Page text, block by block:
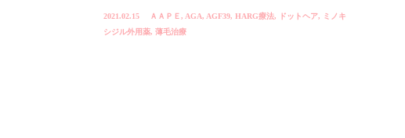
2021.02.15 ＡＡＰＥ, AGA, AGF39, HARG療法, ドットヘア, ミノキ
シジル外用薬, 薄毛治療